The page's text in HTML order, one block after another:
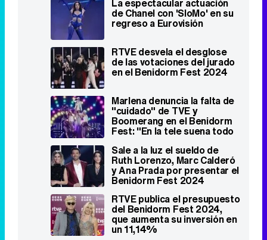
Marlena denuncia la falta de
"cuidado" de TVE y
Fest: "En la tele suena todo
fatal"
Sale a la luz el sueldo de
Ruth Lorenzo, Marc Calderó
Benidorm Fest 2024
RTVE publica el presupuesto
del Benidorm Fest 2024,
que aumenta su inversión en
un 11,14%
Vídeos relacionados
Karmento: "No diría que el
Benidorm Fest haya